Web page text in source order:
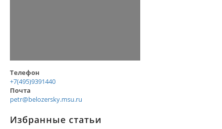
Телефон
+7(495)9391440
Почта
petr@belozersky.msu.ru
Избранные статьи